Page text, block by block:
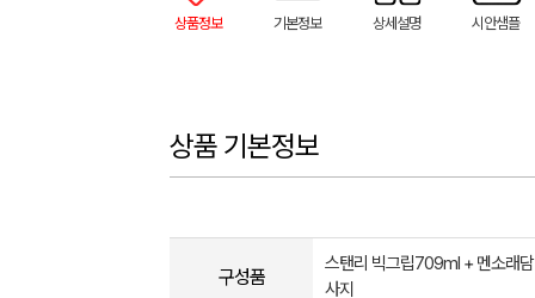
상품정보 기본정보 상세설명 시안샘플
상품 기본정보
구성품
스탠리 빅그립709ml + 멘소래
사지